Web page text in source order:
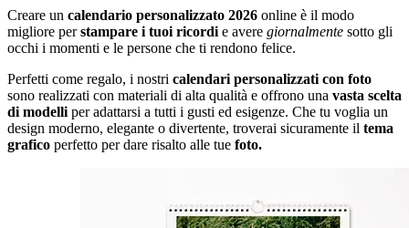
Creare un calendario personalizzato 2026 online è il modo
migliore perstampare i tuoi ricordi e avere giornalmente sotto gli
occhi i momenti e le persone che ti rendono felice.
Perfetti come regalo, i nostri calendari personalizzati con foto
sono realizzati con materiali di alta qualità e offrono una vasta scelta
di modelli per adattarsi a tutti i gusti ed esigenze. Che tu voglia un
design moderno, elegante o divertente, troverai sicuramente il tema
grafico perfetto per dare risalto alle tue foto.